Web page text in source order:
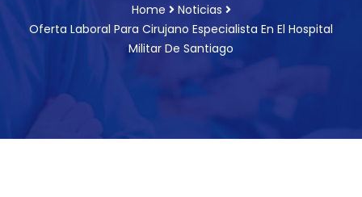
Home
Noticias
Oferta Laboral Para Cirujano Especialista En El Hospital
Militar De Santiago